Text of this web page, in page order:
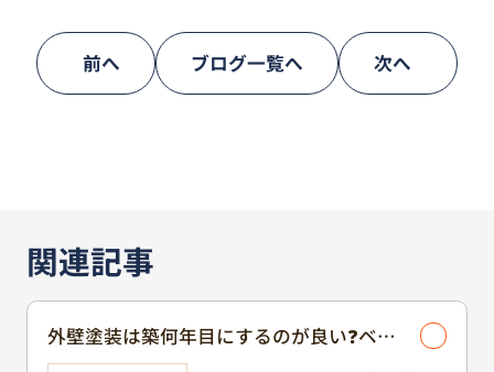
前へ ブログ一覧へ 次へ
関連記事
外壁塗装は築何年目にするのが良い❓ベス
トなタイミングは…